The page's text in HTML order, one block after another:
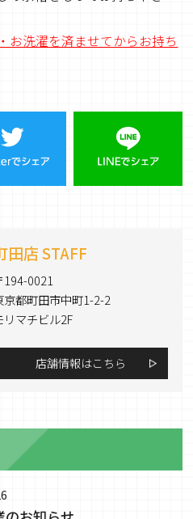
お洗濯を済ませてからお持ち
田店 STAFF
194-0021
京都町田市中町1-2-2
リマチビル2F
店舗情報はこちら